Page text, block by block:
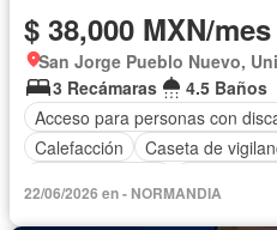
$ 38,000 MXN/mes
3 Recámaras
4.5 Baños
Acceso para personas con
Calefacción
Caseta de
Cuarto de servicio
Electricidad
22/06/2026 en - NORMANDIA